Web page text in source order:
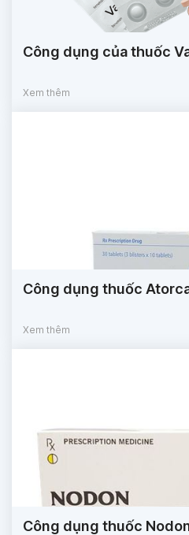
Công dụng của thuốc
Xem thêm
Công dụng thuốc
Xem thêm
Công dụng thuốc